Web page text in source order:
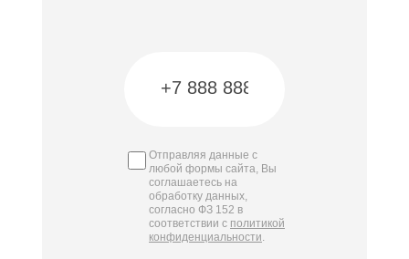
Отправляя данные с
любой формы сайта, Вы
соглашаетесь на
обработку данных,
согласно ФЗ 152 в
соответствии с политикой
конфиденциальности.